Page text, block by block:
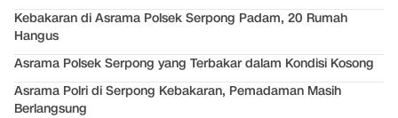
Kebakaran di Asrama Polsek Serpong Padam, 20 Rumah
Hangus
Asrama Polsek Serpong yang Terbakar dalam Kondisi Kosong
Asrama Polri di Serpong Kebakaran, Pemadaman Masih
Berlangsung